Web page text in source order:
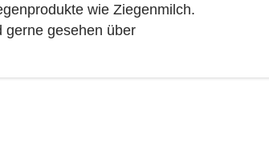
wie Ziegenmilch.
gerne gesehen über